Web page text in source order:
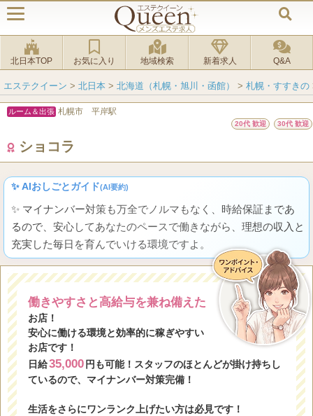
北日本TOP お気に入り 地域検索 新着求人 Q&A
エステクイーン > 北日本 > 北海道（札幌・旭川・函館） > 札幌・すすきの
ルーム＆出張 札幌市 平岸駅
20代 歓迎 30代 歓迎
ショコラ
✨ AIおしごとガイド(AI要約)
✨ マイナンバー対策も万全でノルマもなく、時給保証まであ
るので、安心してあなたのペースで働きながら、理想の収入と
充実した毎日を育んでいける環境ですよ。
働きやすさと高給与を兼ね備えた
お店！
安心に働ける環境と効率的に稼ぎやすい
お店です！
日給35,000 円も可能！スタッフのほとんどが掛け持ちし
ているので、マイナンバー対策完備！
生活をさらにワンランク上げたい方は必見です！